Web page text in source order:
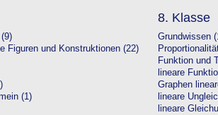
Figuren und Konstruktionen (22)
(1)
8. Klasse
Grundwissen
Funktion und
lineare
Graphen
lineare
lineare